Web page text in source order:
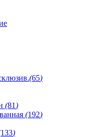
(65)
(81 )
(192)
133)